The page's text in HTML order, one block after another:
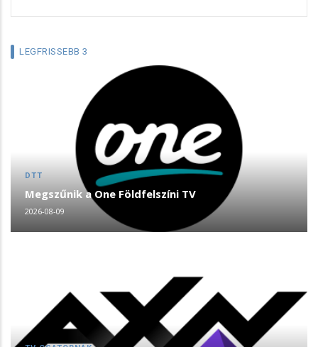
LEGFRISSEBB 3
DTT
Megszűnik a One Földfelszíni TV
2026-08-09